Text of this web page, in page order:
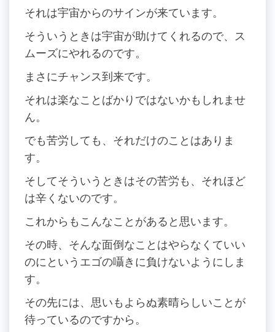
それは宇宙からのサインが来ています。
そういうときは宇宙が助けてくれるので、ス
ムーズにやれるのです。
まさにチャンス到来です。
それは楽なことばかりではないかもしれませ
ん。
でも苦労しても、それだけのことはありま
す。
そしてそういうときはその苦労も、それほど
は辛くないのです。
これからもこんなことがあると思います。
その時、そんな面倒なことはやらなくていい
のにというエゴの囁きに負けないようにしま
す。
その先には、思いもよらぬ素晴らしいことが
待っているのですから。